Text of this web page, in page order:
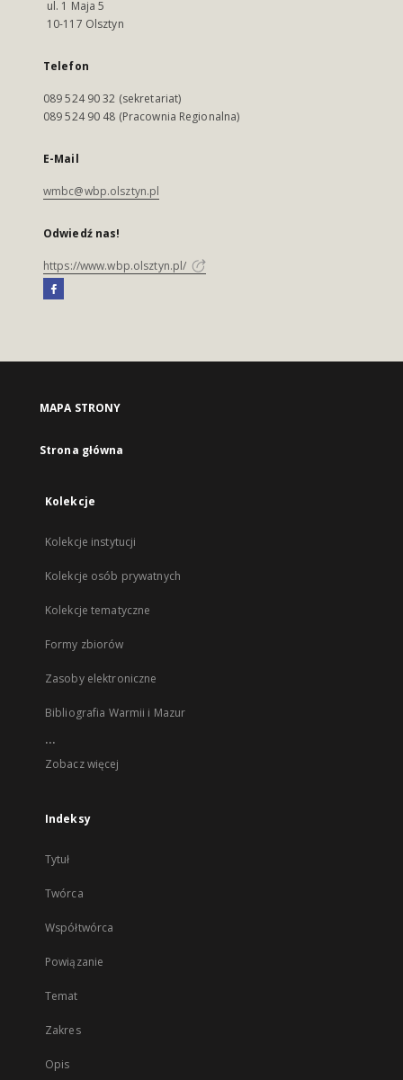
ul. 1 Maja 5
10-117 Olsztyn
Telefon
089 524 90 32 (sekretariat)
089 524 90 48 (Pracownia Regionalna)
E-Mail
wmbc@wbp.olsztyn.pl
Odwiedź nas!
https://www.wbp.olsztyn.pl/
MAPA STRONY
Strona główna
Kolekcje
Kolekcje instytucji
Kolekcje osób prywatnych
Kolekcje tematyczne
Formy zbiorów
Zasoby elektroniczne
Bibliografia Warmii i Mazur
...
Zobacz więcej
Indeksy
Tytuł
Twórca
Współtwórca
Powiązanie
Temat
Zakres
Opis